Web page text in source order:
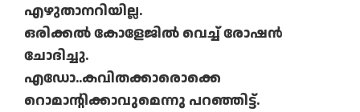
എഴുതാനറിയില്ല.
ഒരിക്കൽ കോളേജിൽ വെച്ച് രോഷൻ
ചോദിച്ചു.
എഡോ..കവിതക്കാരൊക്കെ
റൊമാന്റിക്കാവുമെന്നു പറഞ്ഞിട്ട്.